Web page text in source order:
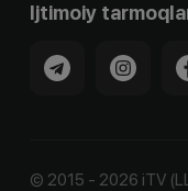
Ijtimoiy
© 2015 - 2026 iTV